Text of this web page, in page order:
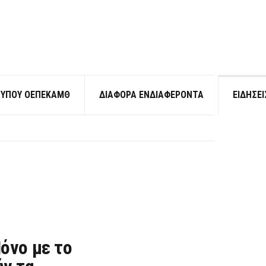
ΟΕΠΕΚΑΜΘ ΔΙΆΦΟΡΑ ΕΝΔΙΑΦΈΡΟΝΤΑ
με το